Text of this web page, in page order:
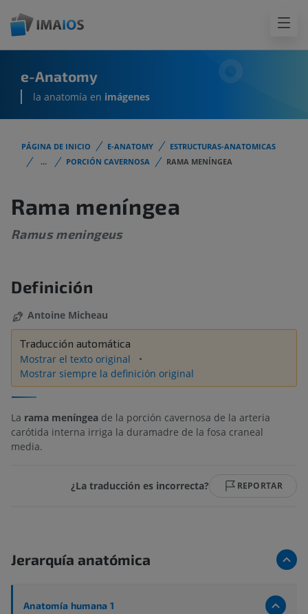
e-Anatomy
la anatomía en imágenes
PÁGINA DE INICIO E-ANATOMY
ESTRUCTURAS-ANATOMICAS
...
PORCIÓN CAVERNOSA RAMA MENÍNGEA
Rama meníngea
Ramus meningeus
Definición
Antoine Micheau
Traducción automática
Mostrar el texto original
Mostrar siempre la definición original
La rama meníngea de la porción cavernosa de la arteria
carótida interna irriga la duramadre de la fosa craneal
media.
¿La traducción es incorrecta? REPORTAR
Jerarquía anatómica
Anatomía humana 1